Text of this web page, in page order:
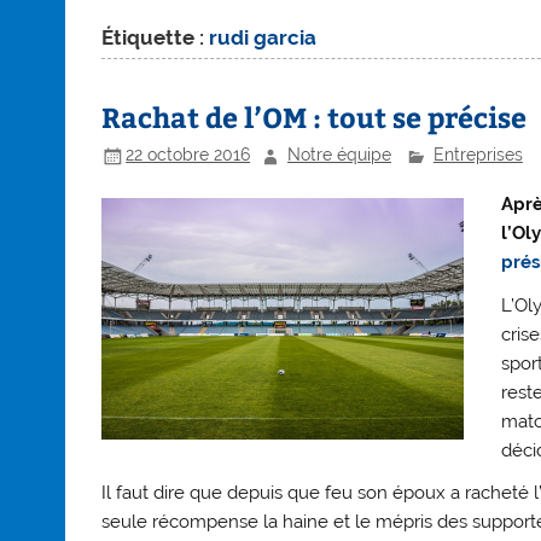
Étiquette : rudi garcia
Rachat de l’OM : tout se précise
22 octobre 2016 Notre équipe Entreprises
Il faut dire que depuis que feu son époux a racheté
seule récompense la haine et le mépris des